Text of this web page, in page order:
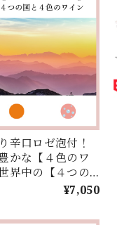
辛口ロゼ泡付！
な【４色のワ
界中の【４つの
レクト！お手頃
ション！
¥7,050